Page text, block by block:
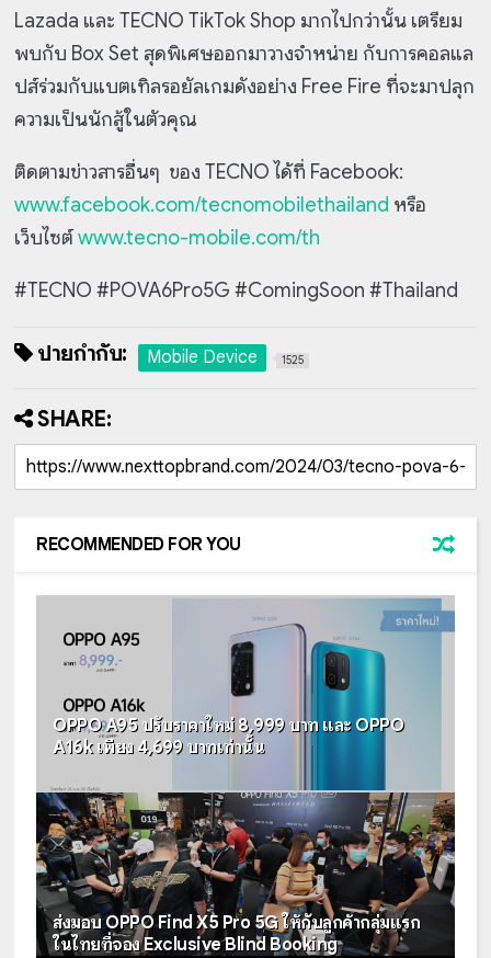
Lazada และ TECNO TikTok Shop มากไปกว่านั้น เตรียม
พบกับ Box Set สุดพิเศษออกมาวางจำหน่าย กับการคอลแล
ปส์ร่วมกับแบตเทิลรอยัลเกมดังอย่าง Free Fire ที่จะมาปลุก
ความเป็นนักสู้ในตัวคุณ
ติดตามข่าวสารอื่นๆ ของ TECNO ได้ที่ Facebook:
www.facebook.com/tecnomobilethailand หรือ
เว็บไซต์www.tecno-mobile.com/th
#TECNO #POVA6Pro5G #ComingSoon #Thailand
ป้ายกำกับ: Mobile Device 1525
SHARE:
RECOMMENDED FOR YOU
OPPO A95 ปรับราคาใหม่ 8,999 บาท และ OPPO
A16k เพียง 4,699 บาทเท่านั้น
ส่งมอบ OPPO Find X5 Pro 5G ให้กับลูกค้ากลุ่มแรก
ในไทยที่จอง Exclusive Blind Booking